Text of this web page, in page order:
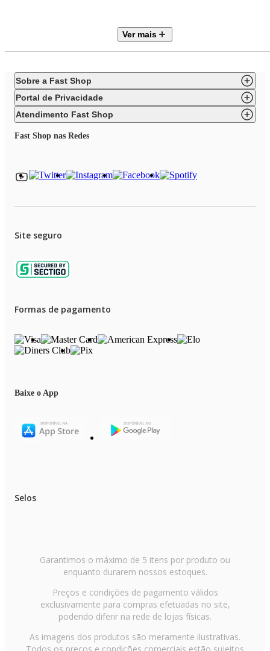
Registro no INMETRO: BRA23/00580
Itens Inclusos: Liquidificador Ariete 583 Vintage azul com copo de vidro.
Ver mais
Sobre a Fast Shop
Portal de Privacidade
Atendimento Fast Shop
Fast Shop nas Redes
Site seguro
Formas de pagamento
Baixe o App
Selos
Garantimos o máximo de 5 itens por produto ou
enquanto durarem nossos estoques.
Preços e condições de pagamento válidos
exclusivamente para compras efetuadas no site,
podendo diferir na rede de lojas físicas.
As imagens dos produtos são meramente ilustrativas.